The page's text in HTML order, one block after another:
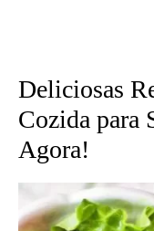
Deliciosas
Cozida para
Agora!